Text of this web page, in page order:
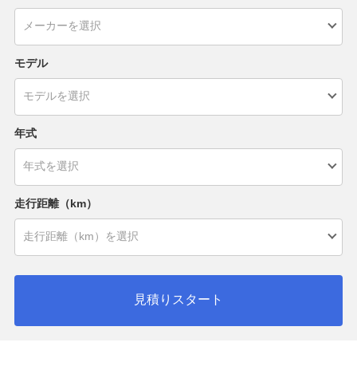
モデル
年式
走行距離（km）
見積りスタート